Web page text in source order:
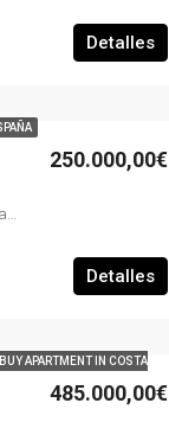
Detalles
250.000,00€
Carrer Maravall, Pla de Maravall, Benidorm, la Marina Baixa, Alacant / Alicante, Comunitat Valenciana, 03501, España
Detalles
BUY APARTMENT IN COSTA
485.000,00€